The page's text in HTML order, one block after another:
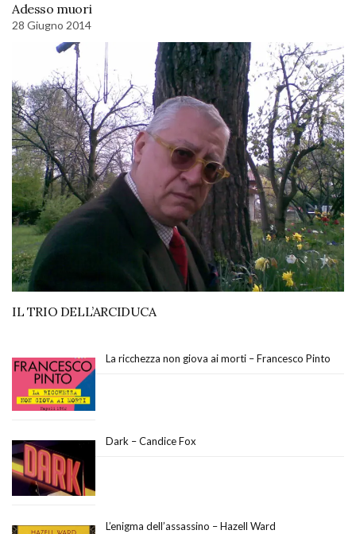
Adesso muori
28 Giugno 2014
IL TRIO DELL’ARCIDUCA
La ricchezza non giova ai morti – Francesco Pinto
Dark – Candice Fox
L’enigma dell’assassino – Hazell Ward